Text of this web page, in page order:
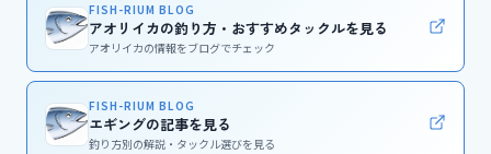
FISH-RIUM BLOG
アオリイカの釣り方・おすすめタックルを見る
アオリイカの情報をブログでチェック
FISH-RIUM BLOG
エギングの記事を見る
釣り方別の解説・タックル選びを見る